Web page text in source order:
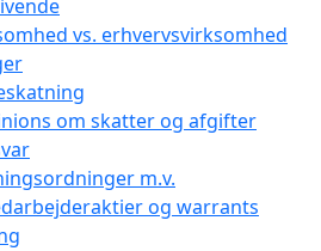
vs. erhvervsvirksomhed
om skatter og afgifter
m.v.
og warrants